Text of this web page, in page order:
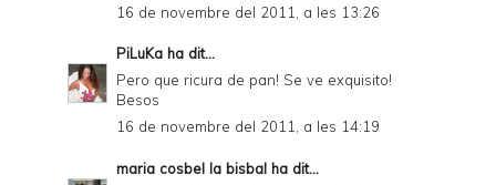
16 de novembre del 2011, a les 13:26
PiLuKa ha dit...
Pero que ricura de pan! Se ve exquisito!
Besos
16 de novembre del 2011, a les 14:19
maria cosbel la bisbal ha dit...